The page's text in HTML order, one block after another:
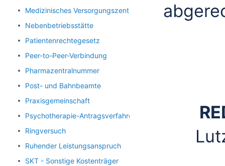
Medizinisches Versorgungszentrum
Nebenbetriebsstätte
Patientenrechtegesetz
Peer-to-Peer-Verbindung
Pharmazentralnummer
Post- und Bahnbeamte
Praxisgemeinschaft
Psychotherapie-Antragsverfahren
Ringversuch
Ruhender Leistungsanspruch
SKT - Sonstige Kostenträger